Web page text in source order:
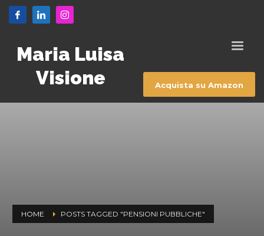
Maria Luisa
Visione
Acquista su Amazon
HOME POSTS TAGGED "PENSIONI PUBBLICHE"